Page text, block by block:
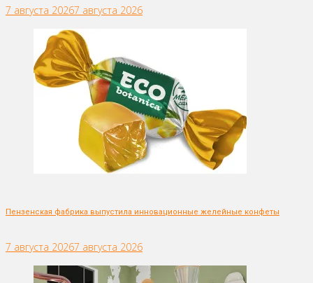
7 августа 20267 августа 2026
Пензенская фабрика выпустила инновационные желейные конфеты
7 августа 20267 августа 2026